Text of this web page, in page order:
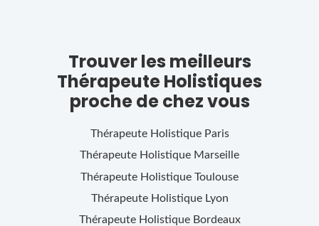
Trouver les meilleurs
Thérapeute Holistiques
proche de chez vous
Thérapeute Holistique Paris
Thérapeute Holistique Marseille
Thérapeute Holistique Toulouse
Thérapeute Holistique Lyon
Thérapeute Holistique Bordeaux